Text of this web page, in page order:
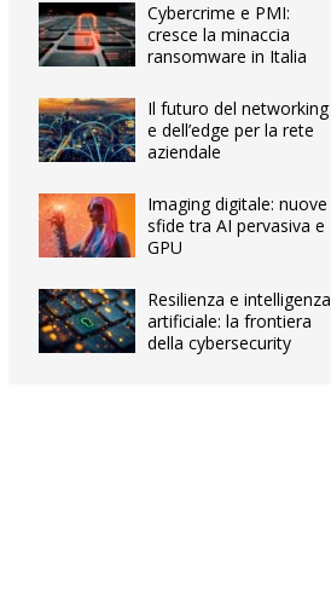
Cybercrime e PMI:
cresce la minaccia
ransomware in Italia
Il futuro del networking
e dell’edge per la rete
aziendale
Imaging digitale: nuove
sfide tra AI pervasiva e
GPU
Resilienza e intelligenza
artificiale: la frontiera
della cybersecurity